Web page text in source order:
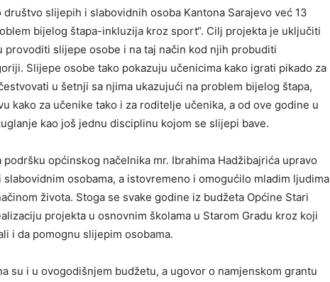
slijepih i slabovidnih osoba Kantona Sarajevo već 13
bijelog štapa-inkluzija kroz sport“. Cilj projekta je uključiti
provoditi slijepe osobe i na taj način kod njih probuditi
Slijepe osobe tako pokazuju učenicima kako igrati pikado za
u šetnji sa njima ukazujući na problem bijelog štapa,
kako za učenike tako i za roditelje učenika, a od ove godine u
kao još jednu disciplinu kojom se slijepi bave.
općinskog načelnika mr. Ibrahima Hadžibajrića upravo
osobama, a istovremeno i omogućilo mladim ljudima
života. Stoga se svake godine iz budžeta Općine Stari
projekta u osnovnim školama u Starom Gradu kroz koji
i da pomognu slijepim osobama.
su i u ovogodišnjem budžetu, a ugovor o namjenskom grantu